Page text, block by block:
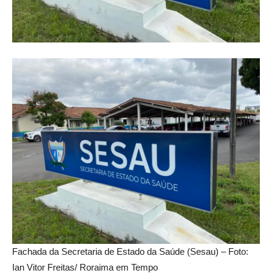
Fachada da Secretaria de Estado da Saúde (Sesau) – Foto:
Ian Vitor Freitas/ Roraima em Tempo